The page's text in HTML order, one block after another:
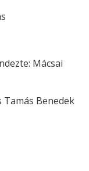
Mácsai
Benedek